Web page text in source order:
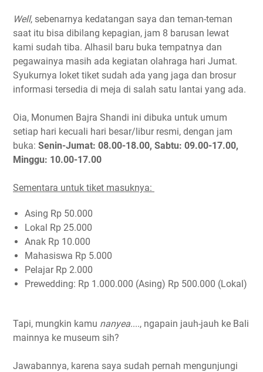
Well, sebenarnya kedatangan saya dan teman-teman
saat itu bisa dibilang kepagian, jam 8 barusan lewat
kami sudah tiba. Alhasil baru buka tempatnya dan
pegawainya masih ada kegiatan olahraga hari Jumat.
Syukurnya loket tiket sudah ada yang jaga dan brosur
informasi tersedia di meja di salah satu lantai yang ada.
Oia, Monumen Bajra Shandi ini dibuka untuk umum
setiap hari kecuali hari besar/libur resmi, dengan jam
buka: Senin-Jumat: 08.00-18.00, Sabtu: 09.00-17.00,
Minggu: 10.00-17.00
Sementara untuk tiket masuknya:
Asing Rp 50.000
Lokal Rp 25.000
Anak Rp 10.000
Mahasiswa Rp 5.000
Pelajar Rp 2.000
Prewedding: Rp 1.000.000 (Asing) Rp 500.000 (Lokal)
Tapi, mungkin kamu nanyea...., ngapain jauh-jauh ke Bali
mainnya ke museum sih?
Jawabannya, karena saya sudah pernah mengunjungi